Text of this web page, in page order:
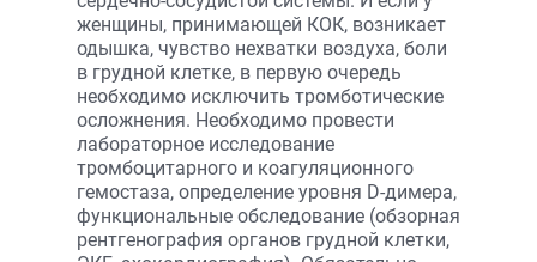
женщины, принимающей КОК, возникает
одышка, чувство нехватки воздуха, боли
в грудной клетке, в первую очередь
необходимо исключить тромботические
осложнения. Необходимо провести
лабораторное исследование
тромбоцитарного и коагуляционного
гемостаза, определение уровня D-димера,
функциональные обследование (обзорная
рентгенография органов грудной клетки,